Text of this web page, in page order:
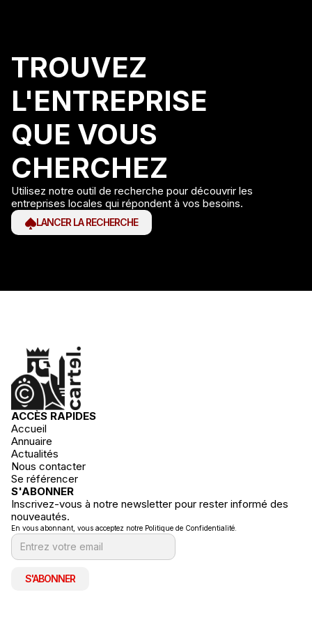
TROUVEZ
L'ENTREPRISE
QUE VOUS
CHERCHEZ
Utilisez notre outil de recherche pour découvrir les
entreprises locales qui répondent à vos besoins.
LANCER LA RECHERCHE
ACCÈS RAPIDES
Accueil
Annuaire
Actualités
Nous contacter
Se référencer
S'ABONNER
Inscrivez-vous à notre newsletter pour rester informé des
nouveautés.
En vous abonnant, vous acceptez notre Politique de Confidentialité.